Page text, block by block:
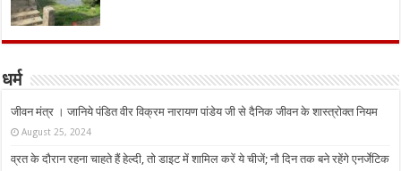
धर्म
जीवन मंत्र । जानिये पंडित वीर विक्रम नारायण पांडेय जी से दैनिक जीवन के शास्त्रोक्त नियम
August 25, 2024
व्रत के दौरान रहना चाहते हैं हेल्दी, तो डाइट में शामिल करें ये चीजें; नौ दिन तक बने रहेंगे एनर्जेटिक